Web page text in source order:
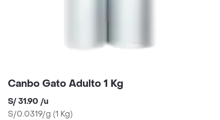
Canbo Gato Adulto 1 Kg
S/ 31.90 /u
S/0.0319/g (1 Kg)